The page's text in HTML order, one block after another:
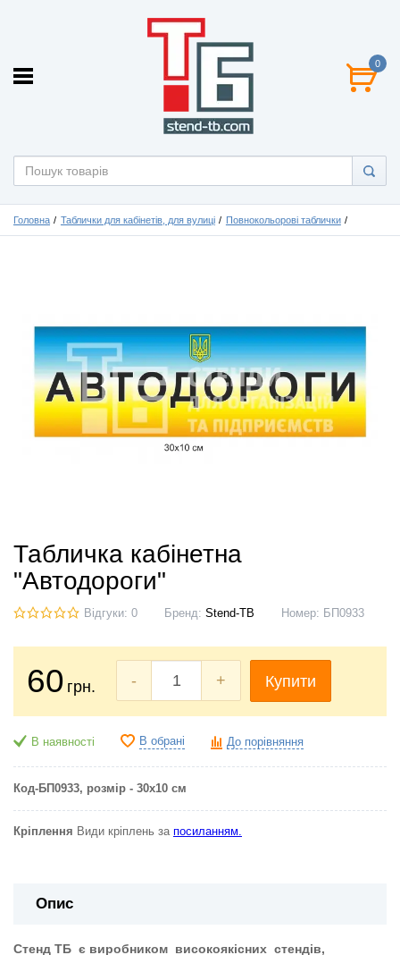
0
Головна Таблички для кабінетів, для вулиці Повнокольорові таблички
Табличка кабінетна
"Автодороги"
Відгуки: 0 Бренд: Stend-TB Номер: БП0933
60 грн. - + Купити
В наявності В обрані До порівняння
Код-БП0933, розмір - 30х10 см
Кріплення Види кріплень за посиланням.
Опис
Стенд ТБ є виробником високоякісних стендів,